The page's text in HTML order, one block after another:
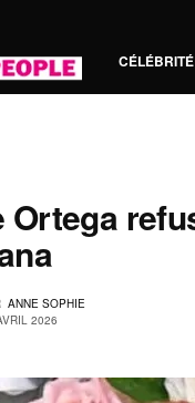
CÉLÉBRITÉ
Ortega
ANNE SOPHIE
2026